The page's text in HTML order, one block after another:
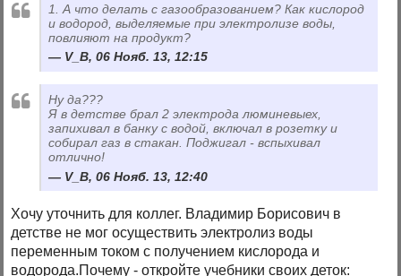
1. А что делать с газообразованием? Как кислород
и водород, выделяемые при электролизе воды,
повлияют на продукт?
V_B, 06 Нояб. 13, 12:15
Ну да???
Я в детстве брал 2 электрода люминевыех,
запихивал в банку с водой, включал в розетку и
собирал газ в стакан. Поджигал - вспыхивал
отлично!
V_B, 06 Нояб. 13, 12:40
Хочу уточнить для коллег. Владимир Борисович в
детстве не мог осуществить электролиз воды
переменным током с получением кислорода и
водорода.Почему - откройте учебники своих деток: